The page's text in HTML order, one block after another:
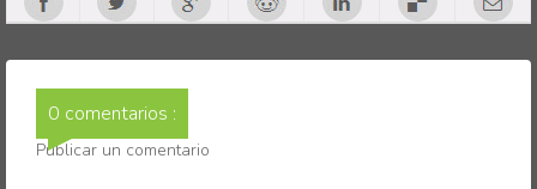
0 comentarios :
Publicar un comentario